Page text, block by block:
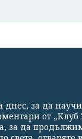
за да
от
за да